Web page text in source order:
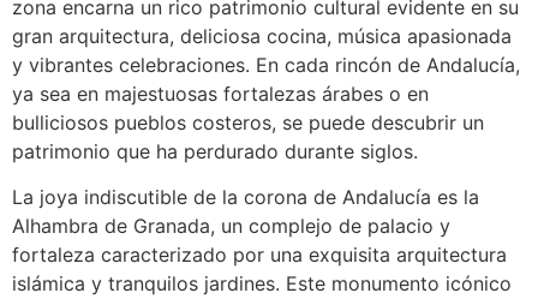
zona encarna un rico patrimonio cultural evidente en su
gran arquitectura, deliciosa cocina, música apasionada
y vibrantes celebraciones. En cada rincón de Andalucía,
ya sea en majestuosas fortalezas árabes o en
bulliciosos pueblos costeros, se puede descubrir un
patrimonio que ha perdurado durante siglos.
La joya indiscutible de la corona de Andalucía es la
Alhambra de Granada, un complejo de palacio y
fortaleza caracterizado por una exquisita arquitectura
islámica y tranquilos jardines. Este monumento icónico